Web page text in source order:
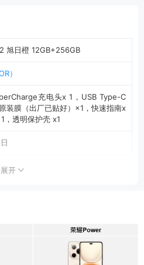
旭日橙 12GB+256GB
）
充电头x 1，USB Type-C
装膜（出厂已贴好）×1，快速指南x
，透明保护壳 x1
（长×宽×厚）
展开